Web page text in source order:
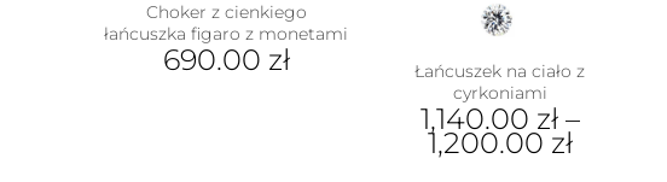
Choker z cienkiego
łańcuszka figaro z monetami
690.00 zł
Łańcuszek na ciało z
cyrkoniami
1,140.00 zł–
1,200.00 zł